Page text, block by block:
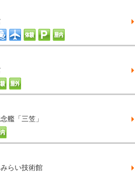
艦「三笠」
らい技術館